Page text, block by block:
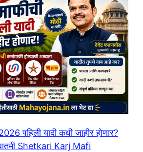
पहिली यादी कधी जाहीर होणार?
बातमी Shetkari Karj Mafi